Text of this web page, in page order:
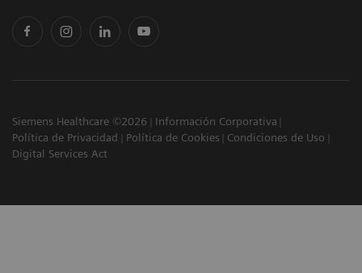
Siemens Healthcare ©2026
Información Corporativa
Política de Privacidad
Política de Cookies
Condiciones de Uso
Digital Services Act